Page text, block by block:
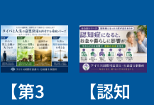
【第3
【認知